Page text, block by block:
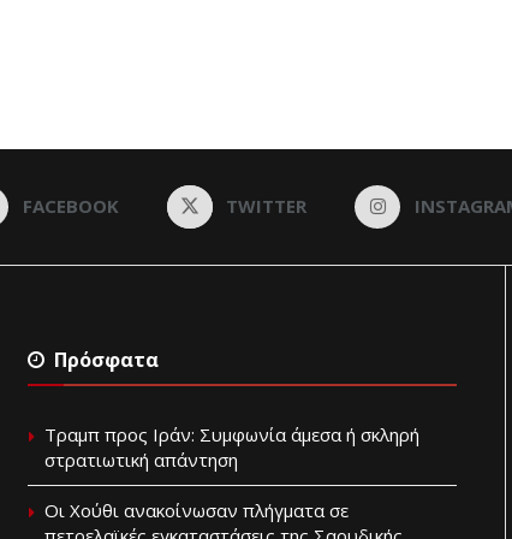
FACEBOOK TWITTER
Πρόσφατα
Τραμπ προς Ιράν: Συμφωνία άμεσα ή σκληρή
στρατιωτική απάντηση
Οι Χούθι ανακοίνωσαν πλήγματα σε